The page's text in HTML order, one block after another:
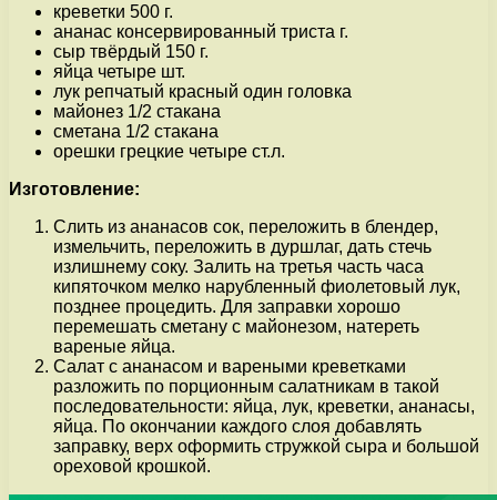
креветки 500 г.
ананас консервированный триста г.
сыр твёрдый 150 г.
яйца четыре шт.
лук репчатый красный один головка
майонез 1/2 стакана
сметана 1/2 стакана
орешки грецкие четыре ст.л.
Изготовление:
Слить из ананасов сок, переложить в блендер,
измельчить, переложить в дуршлаг, дать стечь
излишнему соку. Залить на третья часть часа
кипяточком мелко нарубленный фиолетовый лук,
позднее процедить. Для заправки хорошо
перемешать сметану с майонезом, натереть
вареные яйца.
Салат с ананасом и вареными креветками
разложить по порционным салатникам в такой
последовательности: яйца, лук, креветки, ананасы,
яйца. По окончании каждого слоя добавлять
заправку, верх оформить стружкой сыра и большой
ореховой крошкой.